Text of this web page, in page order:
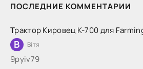
ПОСЛЕДНИЕ КОММЕНТАРИИ
Трактор Кировец К-700 для
В Вітя
9руіv79